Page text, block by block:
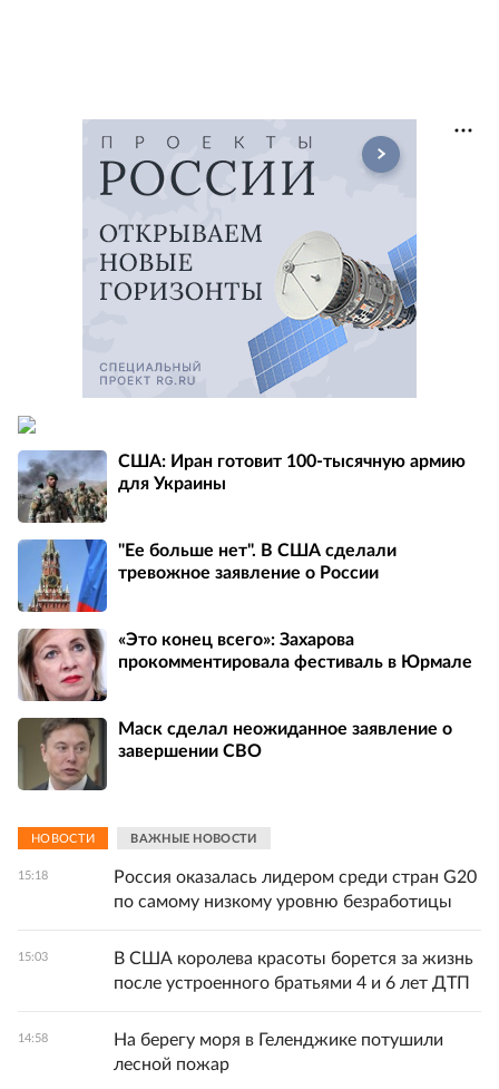
США: Иран готовит 100-тысячную армию
для Украины
"Ее больше нет". В США сделали
тревожное заявление о России
«Это конец всего»: Захарова
прокомментировала фестиваль в Юрмале
Маск сделал неожиданное заявление о
завершении СВО
НОВОСТИ ВАЖНЫЕ НОВОСТИ
15:18
Россия оказалась лидером среди стран G20
по самому низкому уровню безработицы
15:03
В США королева красоты борется за жизнь
после устроенного братьями 4 и 6 лет ДТП
14:58
На берегу моря в Геленджике потушили
лесной пожар